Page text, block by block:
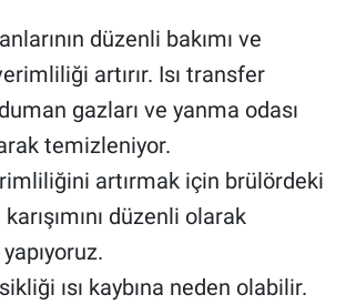
düzenli bakımı ve
artırır. Isı transfer
gazları ve yanma odası
temizleniyor.
artırmak için brülördeki
düzenli olarak
ısı kaybına neden olabilir.